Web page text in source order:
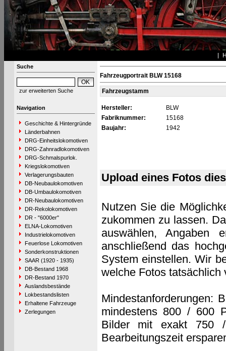
Suche
zur erweiterten Suche
Navigation
Geschichte & Hintergründe
Länderbahnen
DRG-Einheitslokomotiven
DRG-Zahnradlokomotiven
DRG-Schmalspurlok.
Kriegslokomotiven
Verlagerungsbauten
DB-Neubaulokomotiven
DB-Umbaulokomotiven
DR-Neubaulokomotiven
DR-Rekolokomotiven
DR - "6000er"
ELNA-Lokomotiven
Industrielokomotiven
Feuerlose Lokomotiven
Sonderkonstruktionen
SAAR (1920 - 1935)
DB-Bestand 1968
DR-Bestand 1970
Auslandsbestände
Lokbestandslisten
Erhaltene Fahrzeuge
Zerlegungen
Fahrzeugportrait BLW 15168
Fahrzeugstamm
Hersteller:
BLW
Fabriknummer:
15168
Baujahr:
1942
Upload eines Fotos
Nutzen Sie die
zukommen zu lassen.
auswählen, Angaben
anschließend das
System einstellen. Wir
welche Fotos tatsächlich
Mindestanforderungen:
mindestens 800 / 600
Bilder mit exakt 750
Bearbeitungszeit